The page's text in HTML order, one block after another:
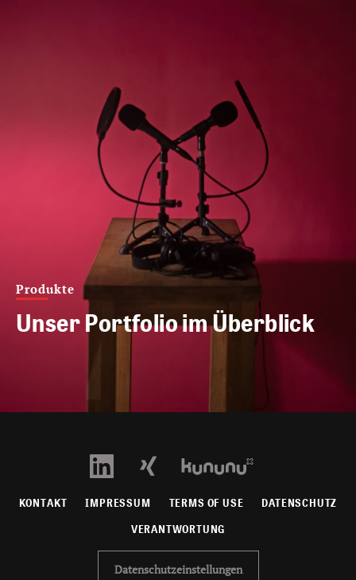
Produkte
Unser Portfolio im Überblick
KONTAKT IMPRESSUM TERMS OF USE DATENSCHUTZ
VERANTWORTUNG
Datenschutzeinstellungen